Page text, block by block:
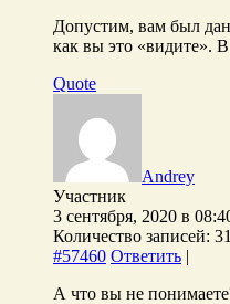
Допустим, вам был
как вы это «видите».
Quote
Andrey
Участник
3 сентября, 2020 в
Количество записей:
#57460 Ответить |
А что вы не